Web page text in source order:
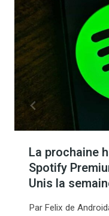
La prochaine
Spotify
Unis la
Par Felix de